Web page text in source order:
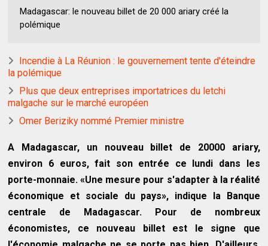
Madagascar: le nouveau billet de 20 000 ariary créé la
polémique
Incendie à La Réunion : le gouvernement tente d'éteindre
la polémique
Plus que deux entreprises importatrices du letchi
malgache sur le marché européen
Omer Beriziky nommé Premier ministre
A Madagascar, un nouveau billet de 20000 ariary,
environ 6 euros, fait son entrée ce lundi dans les
porte-monnaie. «Une mesure pour s'adapter à la réalité
économique et sociale du pays», indique la Banque
centrale de Madagascar. Pour de nombreux
économistes, ce nouveau billet est le signe que